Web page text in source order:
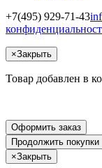
+7(495) 929-71-43
×Закрыть
Товар добавлен в
Оформить заказ
Продолжить покупки
×Закрыть